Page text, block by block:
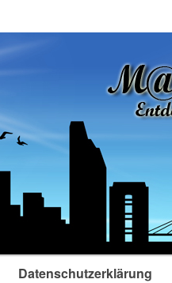
Datenschutzerklärung